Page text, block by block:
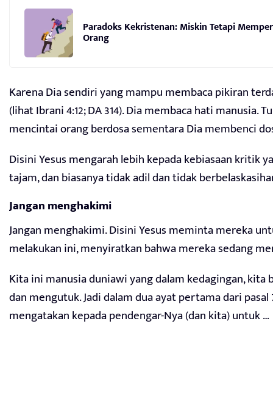
Paradoks Kekristenan: Miskin Tetapi
Orang
Karena Dia sendiri yang mampu membaca pikiran
(lihat Ibrani 4:12; DA 314). Dia membaca hati manusia.
mencintai orang berdosa sementara Dia membenci
Disini Yesus mengarah lebih kepada kebiasaan kritik
tajam, dan biasanya tidak adil dan tidak
Jangan menghakimi
Jangan menghakimi. Disini Yesus meminta mereka
melakukan ini, menyiratkan bahwa mereka sedang
Kita ini manusia duniawi yang dalam kedagingan,
dan mengutuk. Jadi dalam dua ayat pertama dari pasal
mengatakan kepada pendengar-Nya (dan kita) untuk …